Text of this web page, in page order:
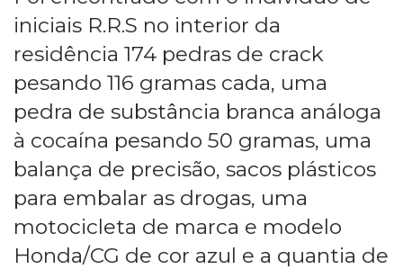
iniciais R.R.S no interior da
residência 174 pedras de crack
pesando 116 gramas cada, uma
pedra de substância branca análoga
à cocaína pesando 50 gramas, uma
balança de precisão, sacos plásticos
para embalar as drogas, uma
motocicleta de marca e modelo
Honda/CG de cor azul e a quantia de